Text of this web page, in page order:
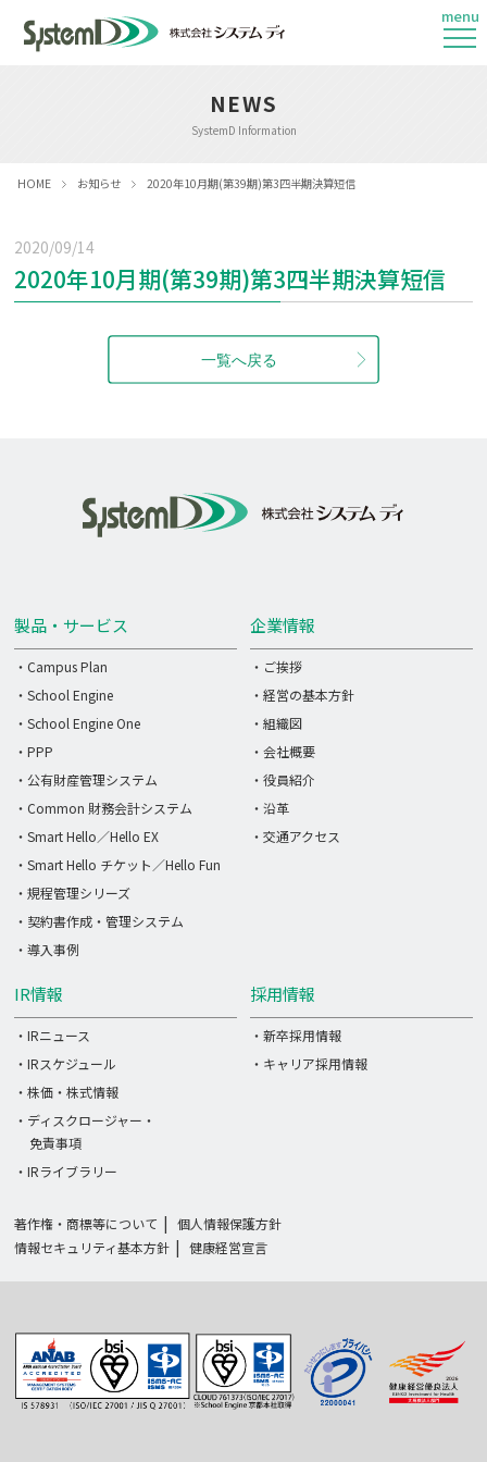
menu
NEWS
SystemD Information
HOME お知らせ 2020年10月期(第39期)第3四半期決算短信
2020/09/14
2020年10月期(第39期)第3四半期決算短信
製品・サービス
・Campus Plan
・School Engine
・School Engine One
・PPP
・公有財産管理システム
・Common 財務会計システム
・Smart Hello／Hello EX
・Smart Hello チケット／Hello Fun
・規程管理シリーズ
・契約書作成・管理システム
・導入事例
IR情報
・IRニュース
・IRスケジュール
・株価・株式情報
・ディスクロージャー・
免責事項
・IRライブラリー
採用情報
・新卒採用情報
・キャリア採用情報
企業情報
・ご挨拶
・経営の基本方針
・組織図
・会社概要
・役員紹介
・沿革
・交通アクセス
著作権・商標等について
個人情報保護方針
情報セキュリティ基本方針
健康経営宣言